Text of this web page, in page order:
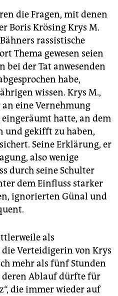
die Fragen, mit denen
Boris Krösing Krys M.
rassistische
Thema gewesen seien
bei der Tat anwesenden
habe,
wissen. Krys M.,
eine Vernehmung
hatte, an dem
und gekifft zu haben,
Seine Erklärung, er
also wenige
durch seine Schulter
dem Einfluss starker
ignorierten Günal und
als
Verteidigerin von Krys
mehr als fünf Stunden
deren Ablauf dürfte für
die immer wieder auf